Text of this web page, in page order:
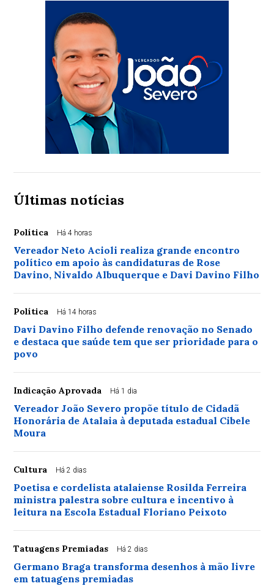
Últimas notícias
Política Há 4 horas
Vereador Neto Acioli realiza grande encontro
político em apoio às candidaturas de Rose
Davino, Nivaldo Albuquerque e Davi Davino Filho
Política Há 14 horas
Davi Davino Filho defende renovação no Senado
e destaca que saúde tem que ser prioridade para o
povo
Indicação Aprovada Há 1 dia
Vereador João Severo propõe título de Cidadã
Honorária de Atalaia à deputada estadual Cibele
Moura
Cultura Há 2 dias
Poetisa e cordelista atalaiense Rosilda Ferreira
ministra palestra sobre cultura e incentivo à
leitura na Escola Estadual Floriano Peixoto
Tatuagens Premiadas Há 2 dias
Germano Braga transforma desenhos à mão livre
em tatuagens premiadas